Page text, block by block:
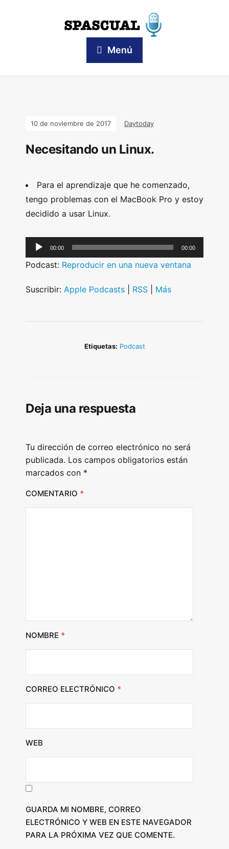
Menú
10 de noviembre de 2017 Daytoday
Necesitando un Linux.
Para el aprendizaje que he comenzado,
tengo problemas con el MacBook Pro y estoy
decidido a usar Linux.
u
i
00:00 00:00
Podcast: Reproducir en una nueva ventana
Suscribir: Apple Podcasts RSS Más
Etiquetas: Podcast
Deja una respuesta
Tu dirección de correo electrónico no será
publicada. Los campos obligatorios están
marcados con *
COMENTARIO *
NOMBRE *
CORREO ELECTRÓNICO *
WEB
GUARDA MI NOMBRE, CORREO
ELECTRÓNICO Y WEB EN ESTE NAVEGADOR
PARA LA PRÓXIMA VEZ QUE COMENTE.